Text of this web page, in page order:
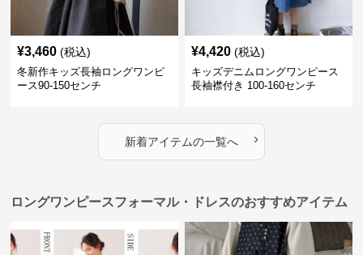
¥3,460 (税込)
冬新作キッズ長袖ロングワンピ
ース90-150センチ
¥4,420 (税込)
キッズデニムロングワンピース
長袖襟付き 100-160センチ
新着アイテムの一覧へ ›
ロングワンピースフォーマル・ドレスのおすすめアイテム